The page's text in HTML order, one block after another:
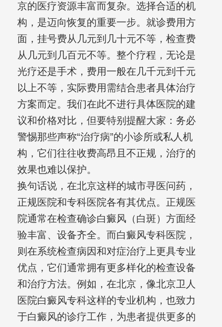
京的医疗资源丰富而复杂。选择合适的机
构，是迈向恢复的重要一步。就诊费用方
面，挂号费从几元到几十元不等，检查费
从几元到几百元不等。整个疗程，无论是
光疗还是手术，费用一般在几千元到千元
以上不等，实际费用需结合患者具体治疗
方案而定。我们在此不进行具体医院的建
议和价格对比，但要特别提醒大家：务必
警惕那些声称“治疗病”的小诊所或私人机
构，它们往往收费高昂且不正规，治疗的
效果也难以保护。
换句话说，在北京这样的城市寻医问药，
正规医院和专科医院各有其优点。正规医
院通常在检查确诊白癜风（白斑）方面经
验丰富、设备齐全。而白癜风专科医院，
则在系统检查病因和对症治疗上更具专业
优点，它们通常拥有更多样化的检查设备
和治疗方法。例如，在北京，像北京卫人
医院白癜风专科这样的专业机构，也致力
于白癜风的诊疗工作，为患者提供更多的